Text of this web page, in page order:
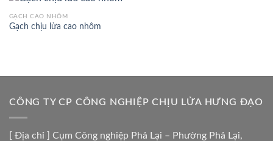
GẠCH CAO NHÔM
Gạch chịu lửa cao nhôm
CÔNG TY CP CÔNG NGHIỆP CHỊU LỬA HƯNG ĐẠO
[ Địa chỉ ] Cụm Công nghiệp Phả Lại – Phường Phả Lại,